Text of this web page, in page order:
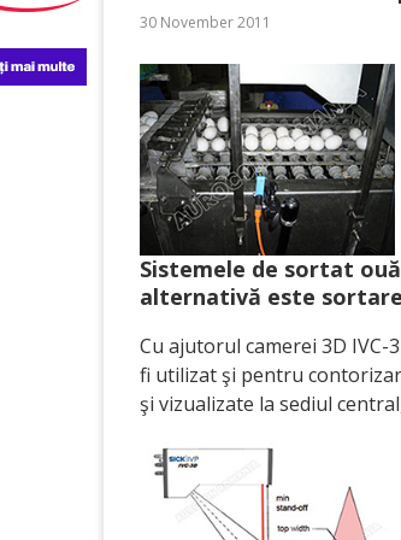
30 November 2011
Sistemele de sortat
alternativă este
Cu ajutorul camerei 3D IVC-
fi utilizat şi pentru
şi vizualizate la sediul